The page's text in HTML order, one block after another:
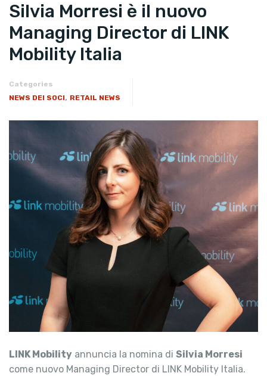
Silvia Morresi è il nuovo
Managing Director di LINK
Mobility Italia
Categories
NEWS DEI SOCI, RETAIL NEWS
LINK Mobility annuncia la nomina di Silvia Morresi
come nuovo Managing Director di LINK Mobility Italia.